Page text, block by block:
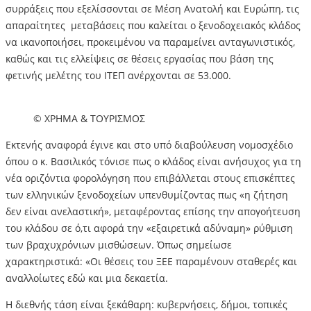
συρράξεις που εξελίσσονται σε Μέση Ανατολή και Ευρώπη, τις
απαραίτητες μεταβάσεις που καλείται ο ξενοδοχειακός κλάδος
να ικανοποιήσει, προκειμένου να παραμείνει ανταγωνιστικός,
καθώς και τις ελλείψεις σε θέσεις εργασίας που βάση της
φετινής μελέτης του ΙΤΕΠ ανέρχονται σε 53.000.
© ΧΡΗΜΑ & ΤΟΥΡΙΣΜΟΣ
Εκτενής αναφορά έγινε και στο υπό διαβούλευση νομοσχέδιο
όπου ο κ. Βασιλικός τόνισε πως ο κλάδος είναι ανήσυχος για τη
νέα οριζόντια φορολόγηση που επιβάλλεται στους επισκέπτες
των ελληνικών ξενοδοχείων υπενθυμίζοντας πως «η ζήτηση
δεν είναι ανελαστική», μεταφέροντας επίσης την απογοήτευση
του κλάδου σε ό,τι αφορά την «εξαιρετικά αδύναμη» ρύθμιση
των βραχυχρόνιων μισθώσεων. Όπως σημείωσε
χαρακτηριστικά: «Οι θέσεις του ΞΕΕ παραμένουν σταθερές και
αναλλοίωτες εδώ και μια δεκαετία.
Η διεθνής τάση είναι ξεκάθαρη: κυβερνήσεις, δήμοι, τοπικές